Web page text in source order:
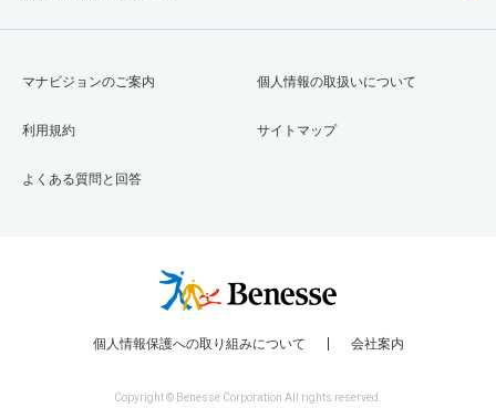
マナビジョンのご案内
利用規約
よくある質問と回答
個人情報の取扱いについて
サイトマップ
個人情報保護への取り組みについて 会社案内
Copyright © Benesse Corporation All rights reserved.